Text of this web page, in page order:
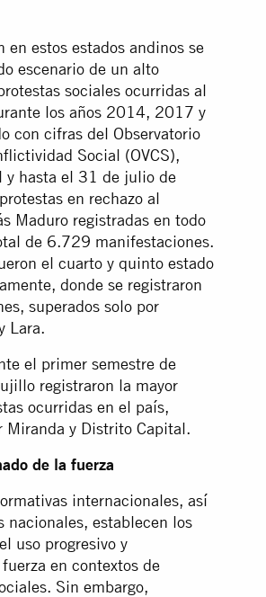
en estos estados andinos se
escenario de un alto
sociales ocurridas al
los años 2014, 2017 y
con cifras del Observatorio
Social (OVCS),
y hasta el 31 de julio de
en rechazo al
Maduro registradas en todo
de 6.729 manifestaciones.
el cuarto y quinto estado
donde se registraron
superados solo por
Lara.
el primer semestre de
registraron la mayor
ocurridas en el país,
Miranda y Distrito Capital.
de la fuerza
internacionales, así
nacionales, establecen los
uso progresivo y
en contextos de
Sin embargo,